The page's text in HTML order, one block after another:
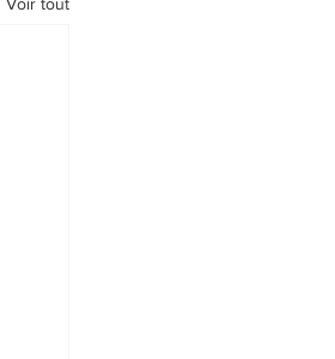
Voir tout